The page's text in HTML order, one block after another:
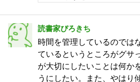
読書家ぴろきち
時間を管理しているのでは
ているというところがグサ
が大切にしたいことは何か
うにしたい。また、やはり